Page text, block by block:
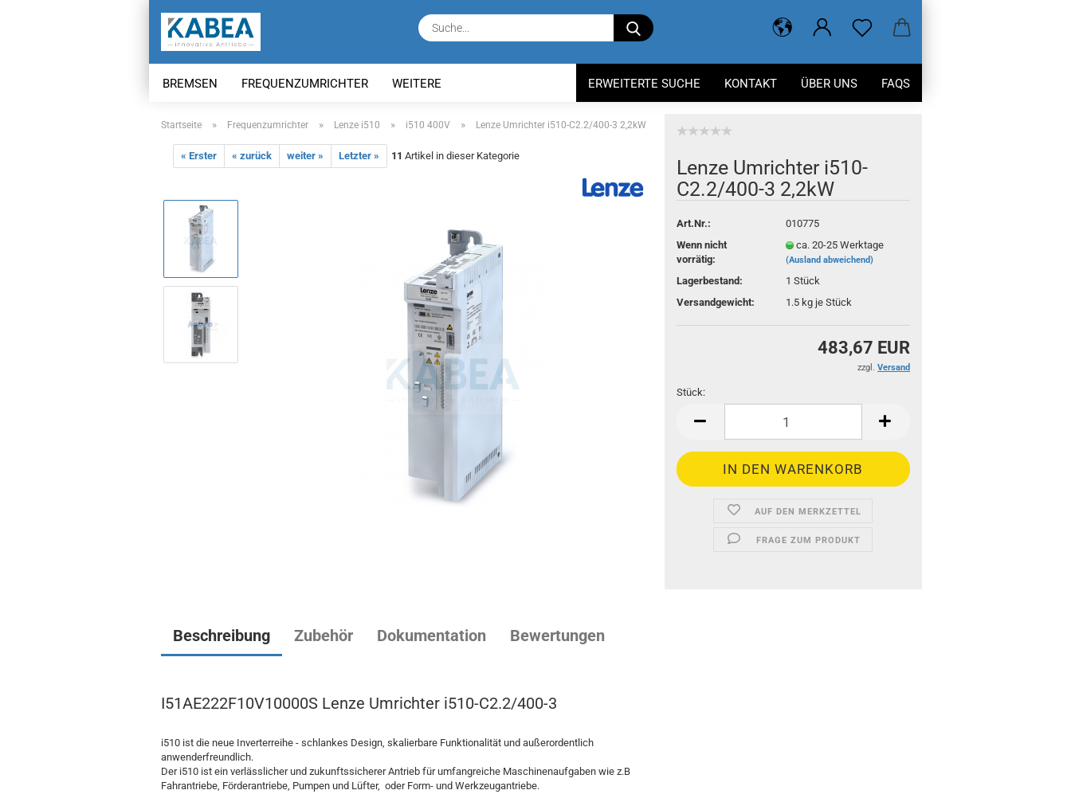
Suche...
BREMSEN FREQUENZUMRICHTER ERWEITERTE SUCHE KONTAKT ÜBER UNS FAQS
WEITERE
Startseite » Frequenzumrichter » Lenze i510 » i510 400V » Lenze Umrichter i510-C2.2/400-3 2,2kW
« Erster « zurück weiter » Letzter » 11 Artikel in dieser Kategorie
Lenze Um­rich­ter i510-​
C2.2/400-3 2,2kW
Art.Nr.:
010775
Wenn nicht
vorrätig:
ca. 20-25 Werktage
(Ausland abweichend)
Lagerbestand: 1 Stück
Versandgewicht:
1.5kg je Stück
483,67 EUR
zzgl. Versand
Stück:
Stück
AUF DEN MERKZETTEL
FRAGE ZUM PRODUKT
Beschreibung Zubehör Dokumentation Bewertungen
I51AE222F10V10000S Lenze Umrichter i510-C2.2/400-3
i510 ist die neue Inverterreihe - schlankes Design, skalierbare Funktionalität und außerordentlich
anwenderfreundlich.
Der i510 ist ein verlässlicher und zukunftssicherer Antrieb für umfangreiche Maschinenaufgaben wie z.B
Fahrantriebe, Förderantriebe, Pumpen und Lüfter, oder Form- und Werkzeugantriebe.